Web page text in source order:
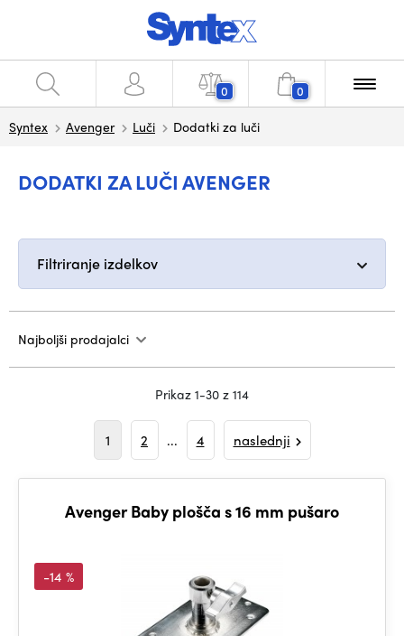
0 0
Syntex Avenger Luči Dodatki za luči
DODATKI ZA LUČI AVENGER
Filtriranje izdelkov
Najboljši prodajalci
Prikaz 1-30 z 114
1 2 ... 4 naslednji
Avenger Baby plošča s 16 mm pušaro
-14 %